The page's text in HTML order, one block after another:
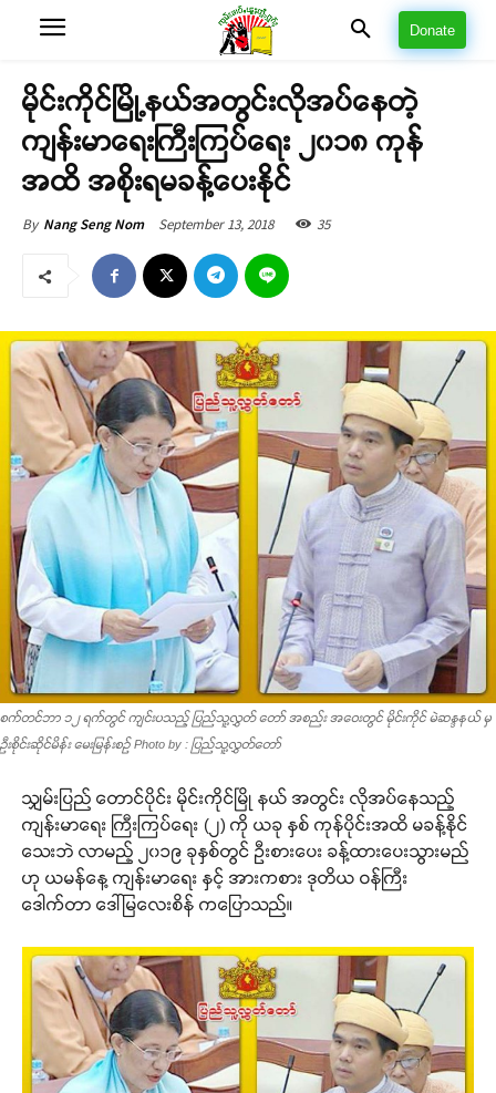
Donate
မိုင်းကိုင်မြို့နယ်အတွင်းလိုအပ်နေတဲ့
ကျန်းမာရေးကြီးကြပ်ရေး ၂၀၁၈ ကုန်
အထိ အစိုးရမခန့်ပေးနိုင်
By Nang Seng Nom September 13, 2018 35
စက်တင်ဘာ ၁၂ ရက်တွင် ကျင်းပသည့် ပြည်သူ့လွှတ် တော် အစည်း အဝေးတွင် မိုင်းကိုင် မဲဆန္ဒနယ် မှ
ဦးစိုင်းဆိုင်မိန်း မေးမြန်းစဉ် Photo by : ပြည်သူ့လွှတ်တော်
သျှမ်းပြည် တောင်ပိုင်း မိုင်းကိုင်မြို နယ် အတွင်း လိုအပ်နေသည့်
ကျန်းမာရေး ကြီးကြပ်ရေး (၂) ကို ယခု နှစ် ကုန်ပိုင်းအထိ မခန့်နိုင်
သေးဘဲ လာမည့် ၂၀၁၉ ခုနှစ်တွင် ဦးစားပေး ခန့်ထားပေးသွားမည်
ဟု ယမန်နေ့ ကျန်းမာရေး နှင့် အားကစား ဒုတိယ ဝန်ကြီး
ဒေါက်တာ ဒေါ်မြလေးစိန် ကပြောသည်။